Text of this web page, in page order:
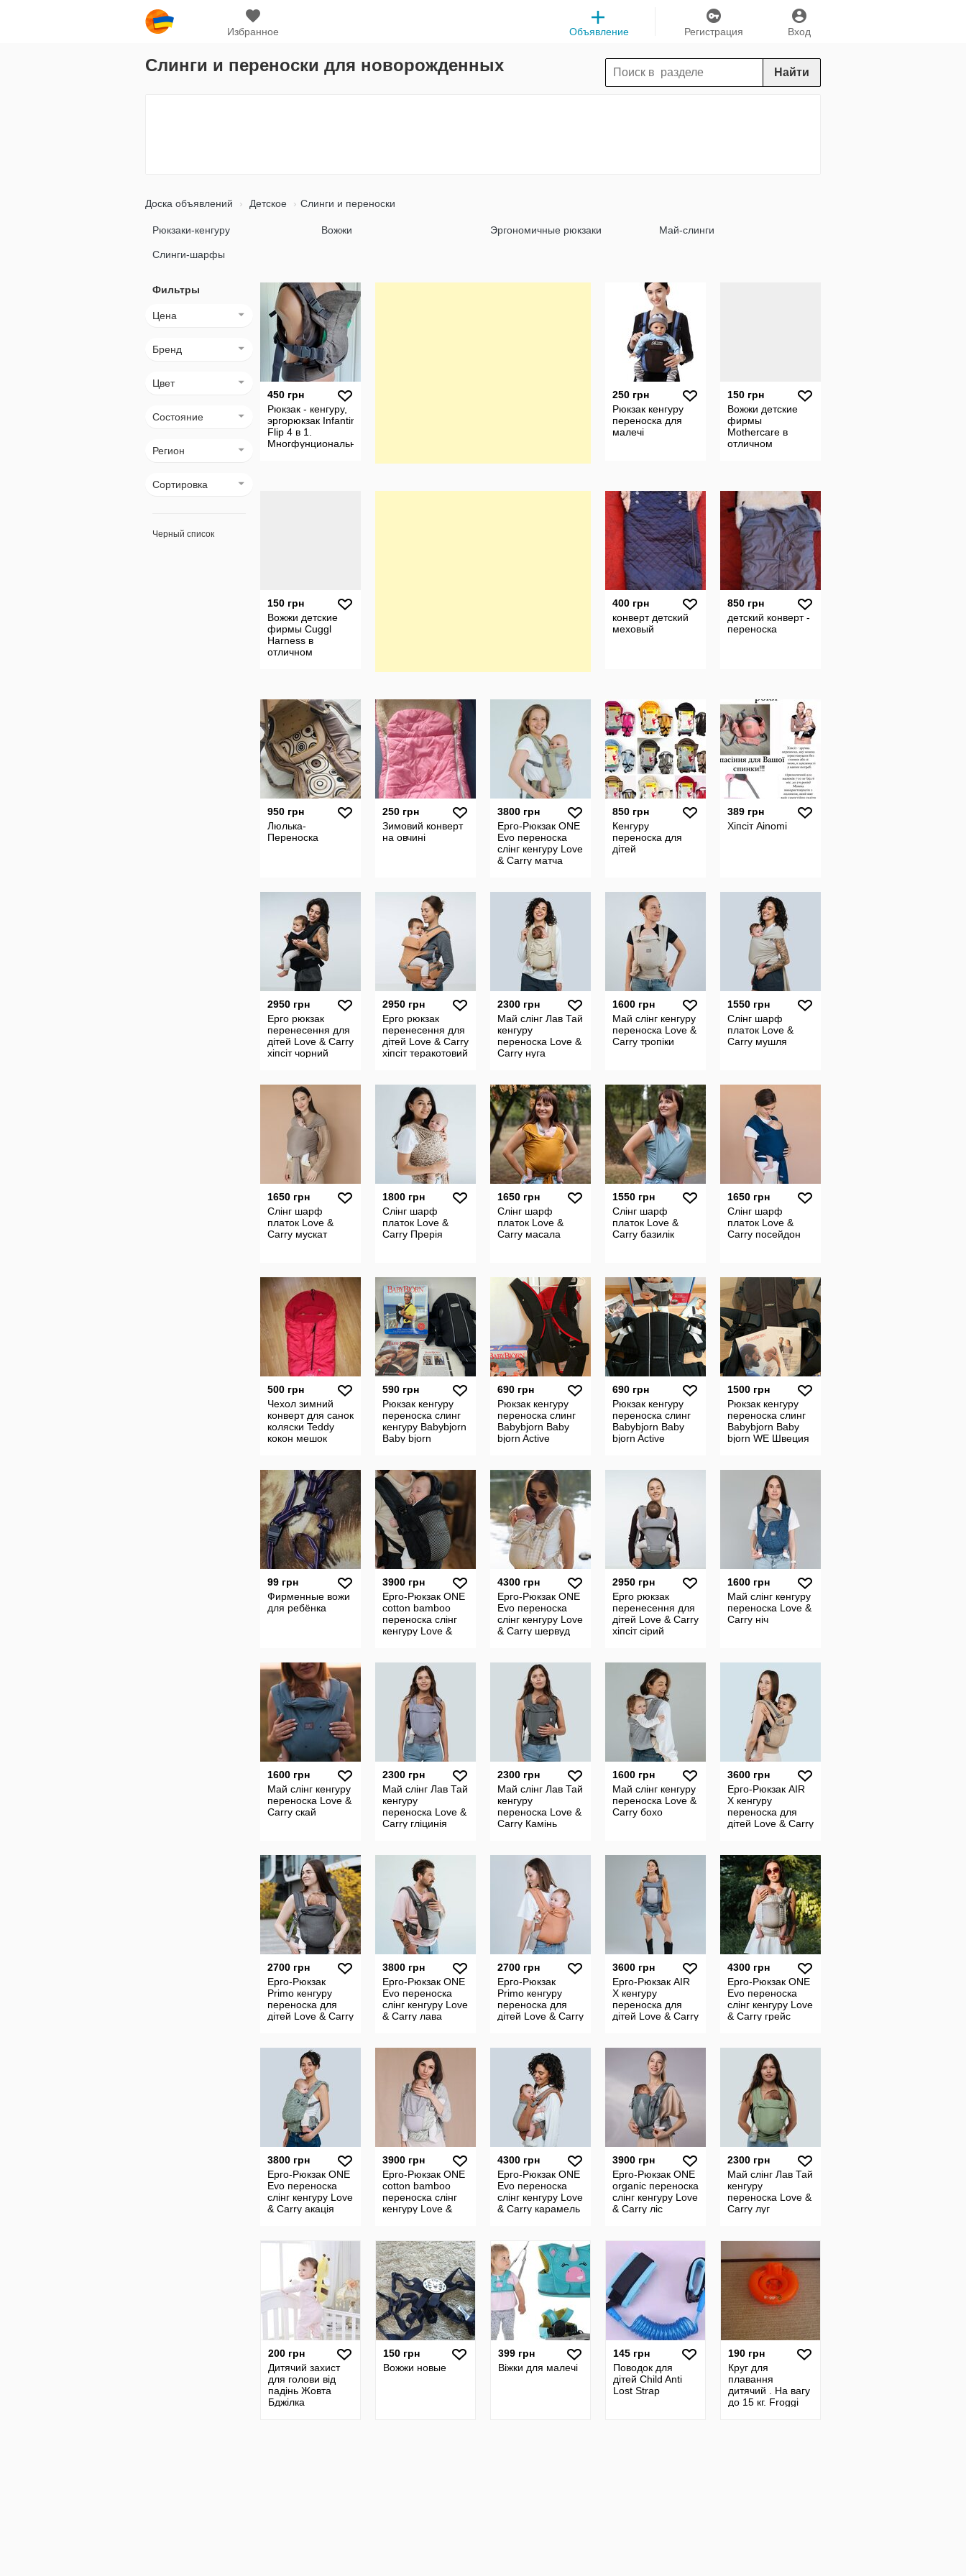
Избранное Вход
Регистрация
Объявление
Слинги и переноски для новорожденных Найти
Доска объявлений Детское Слинги и переноски
Рюкзаки-кенгуру Вожжи Эргономичные рюкзаки Май-слинги
Слинги-шарфы
Фильтры
Цена
Бренд
Цвет
Состояние
Регион
Сортировка
Черный список
450 грн
Рюкзак - кенгуру,
эргорюкзак Infantino
Flip 4 в 1.
Многфунциональная
250 грн
Рюкзак кенгуру
переноска для
малечі
150 грн
Вожжи детские
фирмы
Mothercare в
отличном
150 грн
Вожжи детские
фирмы Cuggl
Harness в
отличном
400 грн
конверт детский
меховый
850 грн
детский конверт -
переноска
950 грн
Люлька-
Переноска
250 грн
Зимовий конверт
на овчині
3800 грн
Ерго-Рюкзак ONE
Evo переноска
слінг кенгуру Love
& Carry матча
850 грн
Кенгуру
переноска для
дітей
389 грн
Хіпсіт Ainomi
2950 грн
Ерго рюкзак
перенесення для
дітей Love & Carry
хіпсіт чорний
2950 грн
Ерго рюкзак
перенесення для
дітей Love & Carry
хіпсіт теракотовий
2300 грн
Май слінг Лав Тай
кенгуру
переноска Love &
Carry нуга
1600 грн
Май слінг кенгуру
переноска Love &
Carry тропіки
1550 грн
Слінг шарф
платок Love &
Carry мушля
1650 грн
Слінг шарф
платок Love &
Carry мускат
1800 грн
Слінг шарф
платок Love &
Carry Прерія
1650 грн
Слінг шарф
платок Love &
Carry масала
1550 грн
Слінг шарф
платок Love &
Carry базилік
1650 грн
Слінг шарф
платок Love &
Carry посейдон
500 грн
Чехол зимний
конверт для санок
коляски Teddy
кокон мешок
590 грн
Рюкзак кенгуру
переноска слинг
кенгуру Babybjorn
Baby bjorn
удобный и ко
690 грн
Рюкзак кенгуру
переноска слинг
Babybjorn Baby
bjorn Active
практичный
690 грн
Рюкзак кенгуру
переноска слинг
Babybjorn Baby
bjorn Active
практичный
1500 грн
Рюкзак кенгуру
переноска слинг
Babybjorn Baby
bjorn WE Швеция
рюкзак-переноск
99 грн
Фирменные вожи
для ребёнка
3900 грн
Ерго-Рюкзак ONE
cotton bamboo
переноска слінг
кенгуру Love &
4300 грн
Ерго-Рюкзак ONE
Evo переноска
слінг кенгуру Love
& Carry шервуд
2950 грн
Ерго рюкзак
перенесення для
дітей Love & Carry
хіпсіт сірий
1600 грн
Май слінг кенгуру
переноска Love &
Carry ніч
1600 грн
Май слінг кенгуру
переноска Love &
Carry скай
2300 грн
Май слінг Лав Тай
кенгуру
переноска Love &
Carry гліцинія
2300 грн
Май слінг Лав Тай
кенгуру
переноска Love &
Carry Камінь
1600 грн
Май слінг кенгуру
переноска Love &
Carry бохо
3600 грн
Ерго-Рюкзак AIR
X кенгуру
переноска для
дітей Love & Carry
2700 грн
Ерго-Рюкзак
Primo кенгуру
переноска для
дітей Love & Carry
3800 грн
Ерго-Рюкзак ONE
Evo переноска
слінг кенгуру Love
& Carry лава
2700 грн
Ерго-Рюкзак
Primo кенгуру
переноска для
дітей Love & Carry
3600 грн
Ерго-Рюкзак AIR
X кенгуру
переноска для
дітей Love & Carry
4300 грн
Ерго-Рюкзак ONE
Evo переноска
слінг кенгуру Love
& Carry грейс
3800 грн
Ерго-Рюкзак ONE
Evo переноска
слінг кенгуру Love
& Carry акація
3900 грн
Ерго-Рюкзак ONE
cotton bamboo
переноска слінг
кенгуру Love &
4300 грн
Ерго-Рюкзак ONE
Evo переноска
слінг кенгуру Love
& Carry карамель
3900 грн
Ерго-Рюкзак ONE
organic переноска
слінг кенгуру Love
& Carry ліс
2300 грн
Май слінг Лав Тай
кенгуру
переноска Love &
Carry луг
200 грн
Дитячий захист
для голови від
падінь Жовта
Бджілка
150 грн
Вожжи новые
399 грн
Віжки для малечі
145 грн
Поводок для
дітей Child Anti
Lost Strap
190 грн
Круг для
плавання
дитячий . На вагу
до 15 кг. Froggi